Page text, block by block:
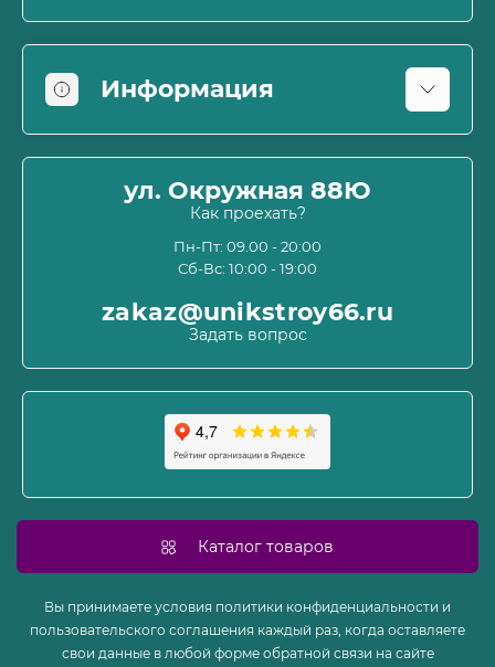
Информация
Информация о доставке
Пользовательское соглашение и оферта
Политика конфиденциальности
Связаться с нами
Карта сайта
Производители
ул. Окружная 88Ю
Как проехать?
Пн-Пт: 09.00 - 20:00
Сб-Вс: 10:00 - 19:00
zakaz@unikstroy66.ru
Задать вопрос
Каталог товаров
Вы принимаете условия политики конфиденциальности и
пользовательского соглашения каждый раз, когда оставляете
свои данные в любой форме обратной связи на сайте